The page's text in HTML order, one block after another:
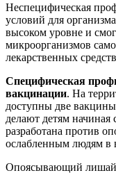
Неспецифическая
условий для
высоком уровне и
микроорганизмов
лекарственных
Специфическая
вакцинации. На
доступны две
делают детям начиная
разработана против
ослабленным людям в
Опоясывающий лишай